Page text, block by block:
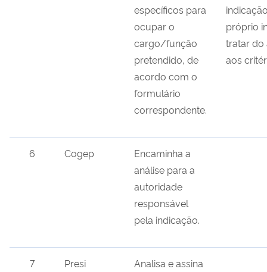
específicos para
ocupar o
cargo/função
pretendido, de
acordo com o
formulário
correspondente.
próprio
tratar do
aos
6 Cogep
Encaminha a
análise para a
autoridade
responsável
pela indicação.
7 Presi
Analisa e assina